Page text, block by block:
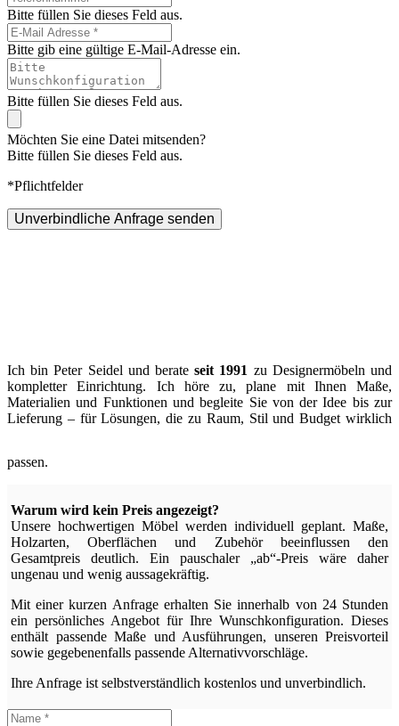
Bitte füllen Sie dieses Feld aus.
Bitte gib eine gültige E-Mail-Adresse ein.
Bitte füllen Sie dieses Feld aus.
Möchten Sie eine Datei mitsenden?
Bitte füllen Sie dieses Feld aus.
*Pflichtfelder
Unverbindliche Anfrage senden
Ich bin Peter Seidel und berateseit 1991 zu Designermöbeln und
kompletter Einrichtung. Ich höre zu, plane mit Ihnen Maße,
Materialien und Funktionen und begleite Sie von der Idee bis zur
Lieferung – für Lösungen, die zu Raum, Stil und Budget wirklich
passen.
Warum wird kein Preis angezeigt?
Unsere hochwertigen Möbel werden individuell geplant. Maße,
Holzarten, Oberflächen und Zubehör beeinflussen den
Gesamtpreis deutlich. Ein pauschaler „ab“-Preis wäre daher
ungenau und wenig aussagekräftig.
Mit einer kurzen Anfrage erhalten Sie innerhalb von 24 Stunden
ein persönliches Angebot für Ihre Wunschkonfiguration. Dieses
enthält passende Maße und Ausführungen, unseren Preisvorteil
sowie gegebenenfalls passende Alternativvorschläge.
Ihre Anfrage ist selbstverständlich kostenlos und unverbindlich.